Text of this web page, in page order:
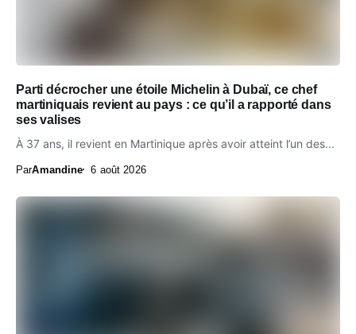
Parti décrocher une étoile Michelin à Dubaï, ce chef
martiniquais revient au pays : ce qu’il a rapporté dans
ses valises
À 37 ans, il revient en Martinique après avoir atteint l’un des...
ParAmandine 6 août 2026